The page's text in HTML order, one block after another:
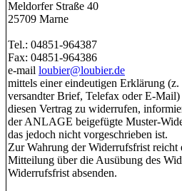
Meldorfer Straße 40
25709 Marne
Tel.: 04851-964387
Fax: 04851-964386
e-mail loubier@loubier.de
mittels einer eindeutigen Erklärung
versandter Brief, Telefax oder E-Mail)
diesen Vertrag zu widerrufen,
der ANLAGE beigefügte Muster-
das jedoch nicht vorgeschrieben ist.
Zur Wahrung der Widerrufsfrist reicht
Mitteilung über die Ausübung des
Widerrufsfrist absenden.